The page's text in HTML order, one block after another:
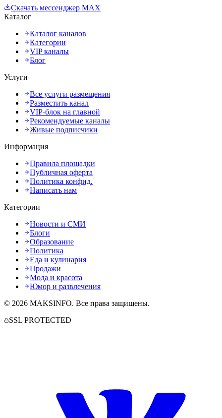
Скачать мессенджер MAX
Каталог
Каталог каналов
Категории
VIP каналы
Блог
Услуги
Все услуги размещения
Разместить канал
VIP-блок на главной
Рекомендуемые каналы
Живые подписчики
Информация
Правила площадки
Публичная оферта
Политика конфид.
Написать нам
Категории
Новости и СМИ
Блоги
Образование
Политика
Еда и кулинария
Продажи
Мода и красота
Юмор и развлечения
© 2026 MAKSINFO. Все права защищены.
SSL PROTECTED